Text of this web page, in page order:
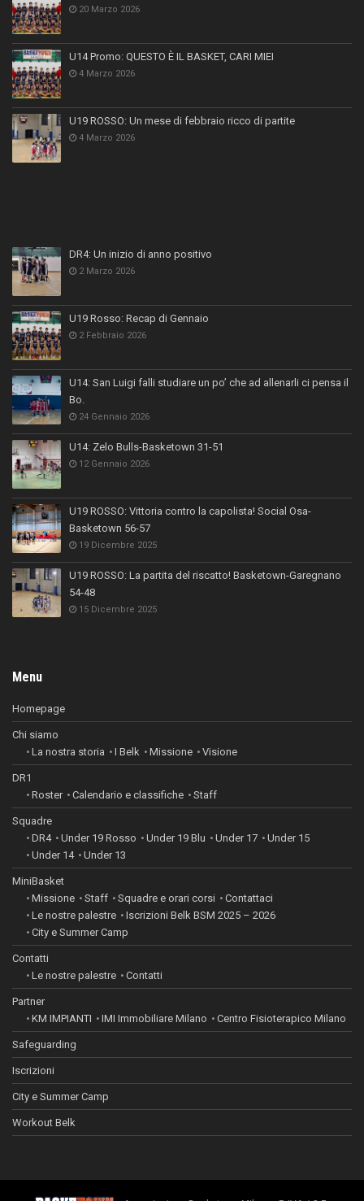
20 Marzo 2026
U14 Promo: QUESTO È IL BASKET, CARI MIEI
4 Marzo 2026
U19 ROSSO: Un mese di febbraio ricco di partite
4 Marzo 2026
DR4: Un inizio di anno positivo
2 Marzo 2026
U19 Rosso: Recap di Gennaio
2 Febbraio 2026
U14: San Luigi falli studiare un po’ che ad allenarli ci pensa il
Bo.
24 Gennaio 2026
U14: Zelo Bulls-Basketown 31-51
12 Gennaio 2026
U19 ROSSO: Vittoria contro la capolista! Social Osa-
Basketown 56-57
19 Dicembre 2025
U19 ROSSO: La partita del riscatto! Basketown-Garegnano
54-48
15 Dicembre 2025
Menu
Homepage
Chi siamo
La nostra storia
I Belk Missione Visione
DR1
Roster
Calendario e classifiche Staff
Squadre
DR4
Under 19 Rosso Under 19 Blu Under 17
Under 15
Under 14
Under 13
MiniBasket
Missione
Staff Squadre e orari corsi
Contattaci
Le nostre palestre
Iscrizioni Belk BSM 2025 – 2026
City e Summer Camp
Contatti
Le nostre palestre
Contatti
Partner
KM IMPIANTI
IMI Immobiliare Milano Centro Fisioterapico Milano
Safeguarding
Iscrizioni
City e Summer Camp
Workout Belk